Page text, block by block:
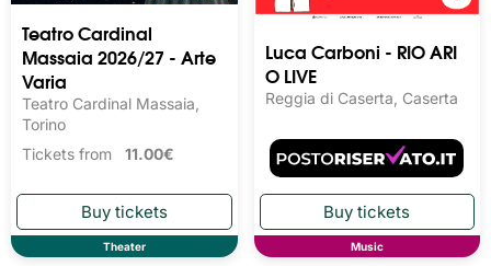
Teatro Cardinal
Massaia 2026/27 - Arte
Varia
Teatro Cardinal Massaia,
Torino
Tickets from 11.00€
Theater
Luca Carboni - RIO ARI
O LIVE
Reggia di Caserta, Caserta
Music